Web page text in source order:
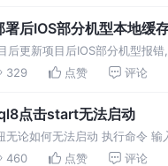
后IOS部分机型本地缓
后更新项目后IOS部分机型报
nuxt.config.js
329 点赞 评论
点击start无法启动
无论如何无法启动 执行命令
460 点赞 评论